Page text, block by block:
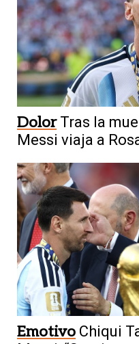
Dolor Tras la
Messi viaja a
Emotivo Chiqui